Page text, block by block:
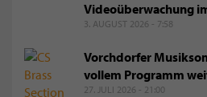
Videoüberwachung
3. AUGUST 2026 - 7:58
Vorchdorfer
vollem Programm
27. JULI 2026 - 21:00